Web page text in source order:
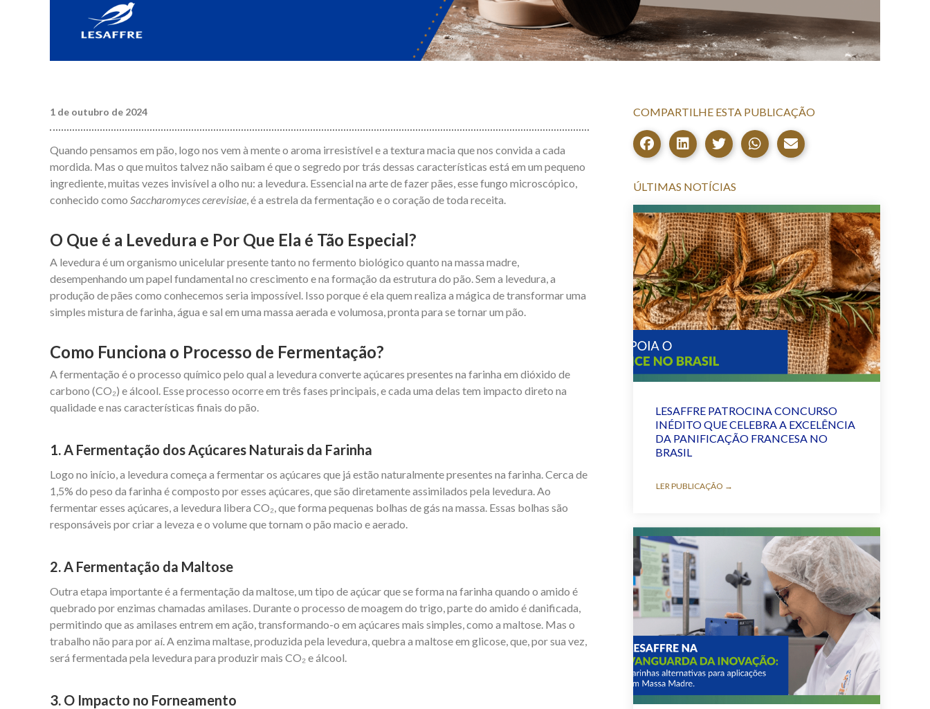
1 de outubro de 2024
Quando pensamos em pão, logo nos vem à mente o aroma irresistível e a textura macia que nos convida a cada
mordida. Mas o que muitos talvez não saibam é que o segredo por trás dessas características está em um pequeno
ingrediente, muitas vezes invisível a olho nu: a levedura. Essencial na arte de fazer pães, esse fungo microscópico,
conhecido como Saccharomyces cerevisiae, é a estrela da fermentação e o coração de toda receita.
O Que é a Levedura e Por Que Ela é Tão Especial?
A levedura é um organismo unicelular presente tanto no fermento biológico quanto na massa madre,
desempenhando um papel fundamental no crescimento e na formação da estrutura do pão. Sem a levedura, a
produção de pães como conhecemos seria impossível. Isso porque é ela quem realiza a mágica de transformar uma
simples mistura de farinha, água e sal em uma massa aerada e volumosa, pronta para se tornar um pão.
Como Funciona o Processo de Fermentação?
A fermentação é o processo químico pelo qual a levedura converte açúcares presentes na farinha em dióxido de
carbono (CO₂) e álcool. Esse processo ocorre em três fases principais, e cada uma delas tem impacto direto na
qualidade e nas características finais do pão.
1. A Fermentação dos Açúcares Naturais da Farinha
Logo no início, a levedura começa a fermentar os açúcares que já estão naturalmente presentes na farinha. Cerca de
1,5% do peso da farinha é composto por esses açúcares, que são diretamente assimilados pela levedura. Ao
fermentar esses açúcares, a levedura libera CO₂, que forma pequenas bolhas de gás na massa. Essas bolhas são
responsáveis por criar a leveza e o volume que tornam o pão macio e aerado.
2. A Fermentação da Maltose
Outra etapa importante é a fermentação da maltose, um tipo de açúcar que se forma na farinha quando o amido é
quebrado por enzimas chamadas amilases. Durante o processo de moagem do trigo, parte do amido é danificada,
permitindo que as amilases entrem em ação, transformando-o em açúcares mais simples, como a maltose. Mas o
trabalho não para por aí. A enzima maltase, produzida pela levedura, quebra a maltose em glicose, que, por sua vez,
será fermentada pela levedura para produzir mais CO₂ e álcool.
3. O Impacto no Forneamento
COMPARTILHE ESTA PUBLICAÇÃO
ÚLTIMAS NOTÍCIAS
LESAFFRE PATROCINA CONCURSO
INÉDITO QUE CELEBRA A EXCELÊNCIA
DA PANIFICAÇÃO FRANCESA NO
BRASIL
LER PUBLICAÇÃO →